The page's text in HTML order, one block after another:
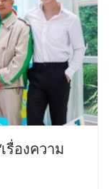
รื่องความ